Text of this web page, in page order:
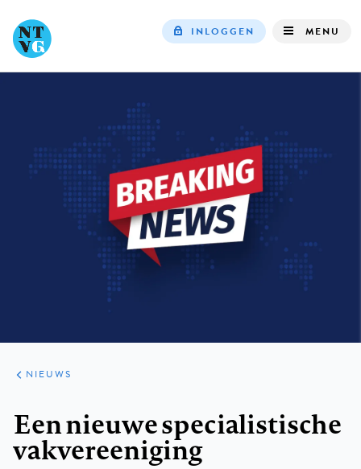
INLOGGEN MENU
ARTIKELEN
HET
KORT
NIEUWS
Een nieuwe specialistische
vakvereeniging